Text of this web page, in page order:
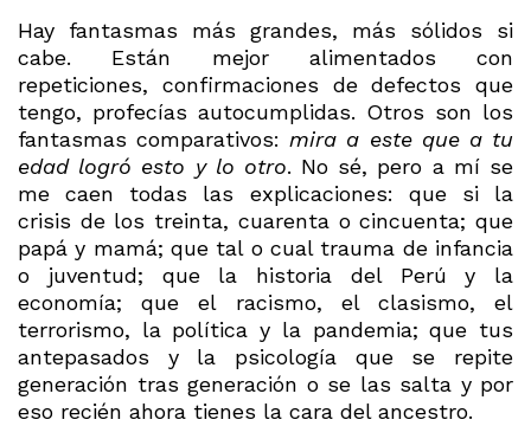
Hay fantasmas más grandes, más sólidos si
cabe. Están mejor alimentados con
repeticiones, confirmaciones de defectos que
tengo, profecías autocumplidas. Otros son los
fantasmas comparativos:mira a este que a tu
edad logró esto y lo otro. No sé, pero a mí se
me caen todas las explicaciones: que si la
crisis de los treinta, cuarenta o cincuenta; que
papá y mamá; que tal o cual trauma de infancia
o juventud; que la historia del Perú y la
economía; que el racismo, el clasismo, el
terrorismo, la política y la pandemia; que tus
antepasados y la psicología que se repite
generación tras generación o se las salta y por
eso recién ahora tienes la cara del ancestro.